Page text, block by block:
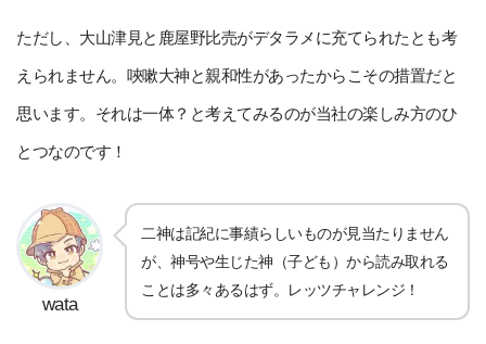
ただし、大山津見と鹿屋野比売がデタラメに充てられたとも考
えられません。唊嗽大神と親和性があったからこその措置だと
思います。それは一体？と考えてみるのが当社の楽しみ方のひ
とつなのです！
wata
二神は記紀に事績らしいものが見当たりません
が、神号や生じた神（子ども）から読み取れる
ことは多々あるはず。レッツチャレンジ！